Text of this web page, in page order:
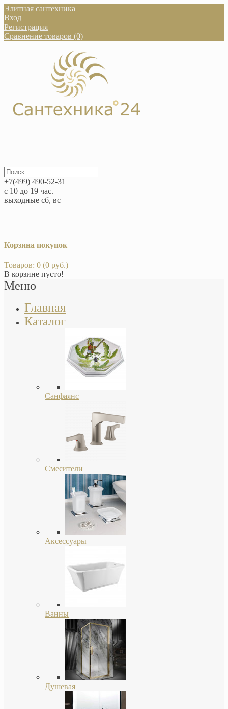
Элитная сантехника
Вход |
Регистрация
Сравнение товаров (0)
+7(499) 490-52-31
с 10 до 19 час.
выходные сб, вс
Корзина покупок
Товаров: 0 (0 руб.)
В корзине пусто!
Меню
Главная
Каталог
Санфаянс
Смесители
Аксессуары
Ванны
Душевая